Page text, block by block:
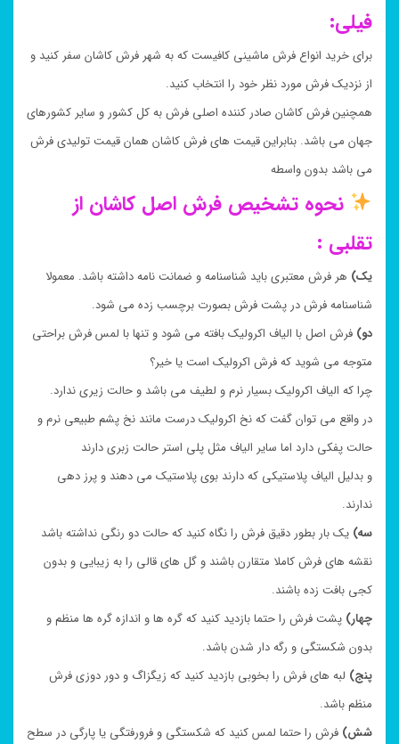
فیلی:
برای خرید انواع فرش ماشینی کافیست که به شهر فرش کاشان سفر کنید و
از نزدیک فرش مورد نظر خود را انتخاب کنید.
همچنین فرش کاشان صادر کننده اصلی فرش به کل کشور و سایر کشورهای
جهان می باشد. بنابراین قیمت های فرش کاشان همان قیمت تولیدی فرش
می باشد بدون واسطه
نحوه تشخیص فرش اصل کاشان از
تقلبی :
یک) هر فرش معتبری باید شناسنامه و ضمانت نامه داشته باشد. معمولا
شناسنامه فرش در پشت فرش بصورت برچسب زده می شود.
دو) فرش اصل با الیاف اکرولیک بافته می شود و تنها با لمس فرش براحتی
متوجه می شوید که فرش اکرولیک است یا خیر؟
چرا که الیاف اکرولیک بسیار نرم و لطیف می باشد و حالت زیری ندارد.
در واقع می توان گفت که نخ اکرولیک درست مانند نخ پشم طبیعی نرم و
حالت پفکی دارد اما سایر الیاف مثل پلی استر حالت زبری دارند
و بدلیل الیاف پلاستیکی که دارند بوی پلاستیک می دهند و پرز دهی
ندارند.
سه) یک بار بطور دقیق فرش را نگاه کنید که حالت دو رنگی نداشته باشد
نقشه های فرش کاملا متقارن باشند و گل های قالی را به زیبایی و بدون
کجی بافت زده باشند.
چهار) پشت فرش را حتما بازدید کنید که گره ها و اندازه گره ها منظم و
بدون شکستگی و رگه دار شدن باشد.
پنج) لبه های فرش را بخوبی بازدید کنید که زیگزاگ و دور دوزی فرش
منظم باشد.
شش) فرش را حتما لمس کنید که شکستگی و فرورفتگی یا پارگی در سطح